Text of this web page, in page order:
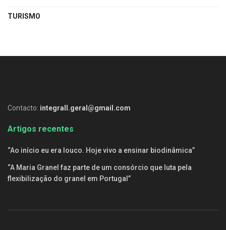
TURISMO
Contacto: integrall.geral@gmail.com
Artigos recentes
“Ao início eu era louco. Hoje vivo a ensinar biodinâmica”
“A Maria Granel faz parte de um consórcio que luta pela
flexibilização do granel em Portugal”